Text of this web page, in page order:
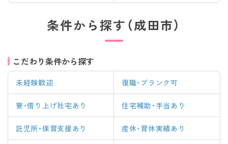
条件から探す（成田市）
こだわり条件から探す
未経験歓迎 復職・ブランク可
寮・借り上げ社宅あり 住宅補助・手当あり
託児所・保育支援あり 産休・育休実績あり